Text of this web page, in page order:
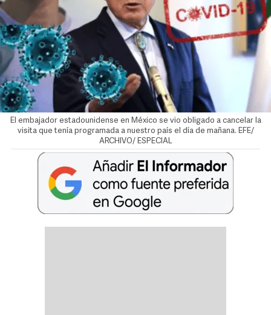
El embajador estadounidense en México se vio obligado a cancelar la
visita que tenía programada a nuestro país el día de mañana. EFE/
ARCHIVO/ ESPECIAL